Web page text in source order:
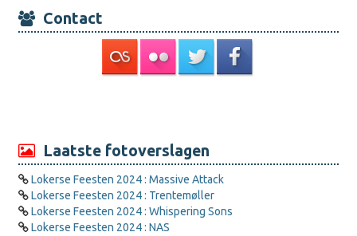
Contact
Laatste fotoverslagen
Lokerse Feesten 2024 : Massive Attack
Lokerse Feesten 2024 : Trentemøller
Lokerse Feesten 2024 : Whispering Sons
Lokerse Feesten 2024 : NAS